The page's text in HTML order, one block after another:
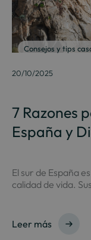
Consejos y tips
20/10/2025
7 Razones
España y
El sur de España
calidad de vida.
Leer más